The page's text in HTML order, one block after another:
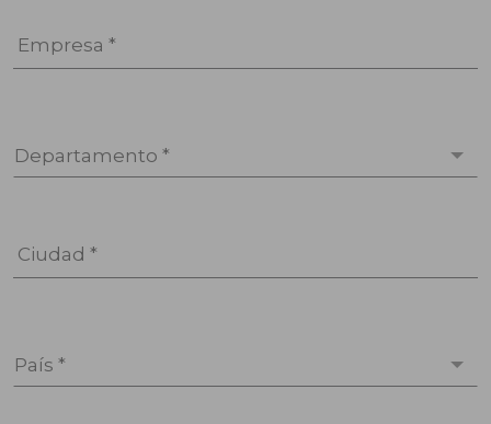
Empresa *
Departamento *
Ciudad *
País *